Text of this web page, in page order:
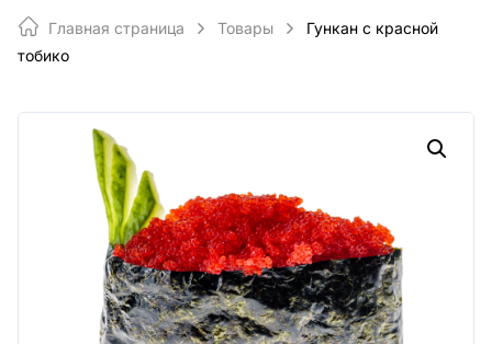
Главная страница Товары
Гункан с красной
тобико